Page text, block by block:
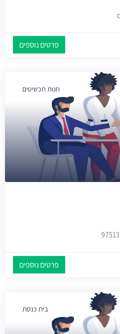
פרטים נוספים
חנות תכשיטים
פרטים נוספים
בית כנסת